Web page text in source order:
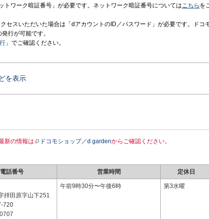
トワーク暗証番号」が必要です。ネットワーク暗証番号についてはこちら を
セスいただいた場合は「dアカウントのID／パスワード」が必要です。ドコ
行が可能です。
」でご確認ください。
を表示
新の情報は ドコモショップ／d gardenからご確認ください。
話番号 営業時間 定休日
拝田原字山下251
720
午前9時30分〜午後6時 第3水曜